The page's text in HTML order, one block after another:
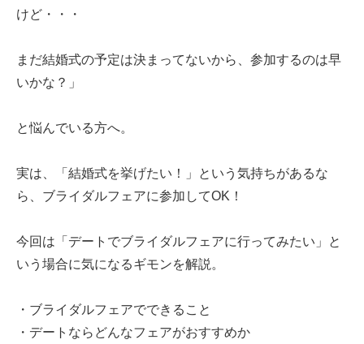
けど・・・
まだ結婚式の予定は決まってないから、参加するのは早
いかな？」
と悩んでいる方へ。
実は、
「結婚式を挙げたい！」という気持ちがあるな
ら、 ブライダルフェアに参加してOK ！
今回は 「デートでブライダルフェアに行ってみたい」と
いう場合に気になるギモンを解説。
・ブライダルフェアでできること
・デートならどんなフェアがおすすめか